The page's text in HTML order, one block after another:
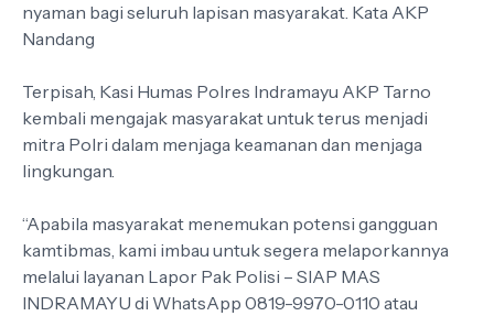
nyaman bagi seluruh lapisan masyarakat. Kata AKP
Nandang
Terpisah, Kasi Humas Polres Indramayu AKP Tarno
kembali mengajak masyarakat untuk terus menjadi
mitra Polri dalam menjaga keamanan dan menjaga
lingkungan.
“Apabila masyarakat menemukan potensi gangguan
kamtibmas, kami imbau untuk segera melaporkannya
melalui layanan Lapor Pak Polisi – SIAP MAS
INDRAMAYU di WhatsApp 0819-9970-0110 atau